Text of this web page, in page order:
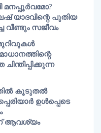
മനപ്പൂർവമോ?
യാദവിന്റെ പുതിയ
സജീവം
മുറിവുകൾ
കൂടുതൽ
ഉൾപ്പെടെ
ആവശ്യം